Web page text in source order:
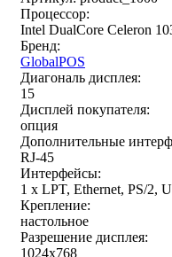
Процессор:
Intel DualCore Celeron
Бренд:
GlobalPOS
Диагональ дисплея:
15
Дисплей покупателя:
опция
Дополнительные
RJ-45
Интерфейсы:
1 x LPT, Ethernet, PS/2,
Крепление:
настольное
Разрешение дисплея:
1024x768